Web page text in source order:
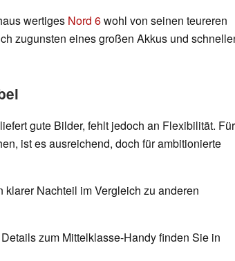
wertiges Nord 6wohl von seinen teureren
zugunsten eines großen Akkus und
liefert gute Bilder, fehlt jedoch an Flexibilität. Für
ist es ausreichend, doch für ambitionierte
Nachteil im Vergleich zu anderen
zum Mittelklasse-Handy finden Sie in